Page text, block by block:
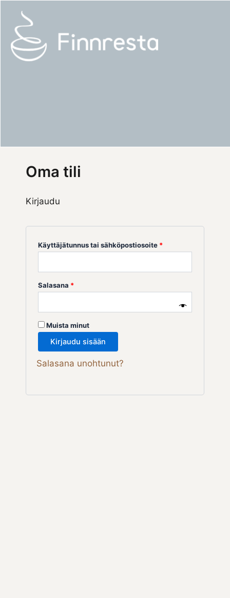
sisältöön
Oma tili
Kirjaudu
Käyttäjätunnus tai sähköpostiosoite *
Salasana *
Muista minut
Kirjaudu sisään
Salasana unohtunut?